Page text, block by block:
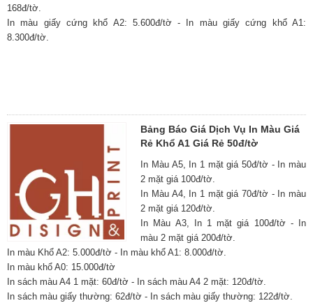
168đ/tờ.
In màu giấy cứng khổ A2: 5.600đ/tờ - In màu giấy cứng khổ A1:
8.300đ/tờ.
Bảng Báo Giá Dịch Vụ In Màu Giá
Rẻ Khổ A1 Giá Rẻ 50đ/tờ
In Màu A5, In 1 mặt giá 50đ/tờ - In màu
2 mặt giá 100đ/tờ.
In Màu A4, In 1 mặt giá 70đ/tờ - In màu
2 mặt giá 120đ/tờ.
In Màu A3, In 1 mặt giá 100đ/tờ - In
màu 2 mặt giá 200đ/tờ.
In màu Khổ A2: 5.000đ/tờ - In màu khổ A1: 8.000đ/tờ.
In màu khổ A0: 15.000đ/tờ
In sách màu A4 1 mặt: 60đ/tờ - In sách màu A4 2 mặt: 120đ/tờ.
In sách màu giấy thường: 62đ/tờ - In sách màu giấy thường: 122đ/tờ.